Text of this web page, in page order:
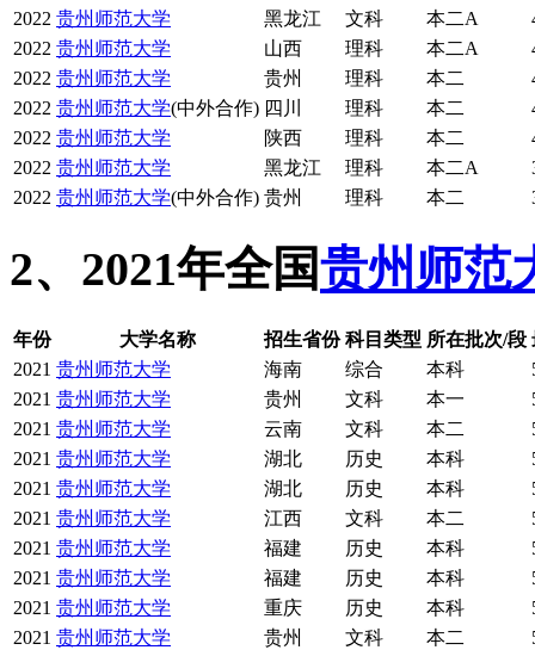
2022 贵州师范大学 黑龙江 文科 本二A
2022 贵州师范大学 山西 理科 本二A
2022 贵州师范大学 贵州 理科 本二
2022 贵州师范大学(中外合作) 四川 理科 本二
2022 贵州师范大学 陕西 理科 本二
2022 贵州师范大学 黑龙江 理科 本二A
2022 贵州师范大学(中外合作) 贵州 理科 本二
2、2021年全国贵州师范
年份 大学名称 招生省份 科目类型 所在批次/段
2021 贵州师范大学 海南 综合 本科
2021 贵州师范大学 贵州 文科 本一
2021 贵州师范大学 云南 文科 本二
2021 贵州师范大学 湖北 历史 本科
2021 贵州师范大学 湖北 历史 本科
2021 贵州师范大学 江西 文科 本二
2021 贵州师范大学 福建 历史 本科
2021 贵州师范大学 福建 历史 本科
2021 贵州师范大学 重庆 历史 本科
2021 贵州师范大学 贵州 文科 本二